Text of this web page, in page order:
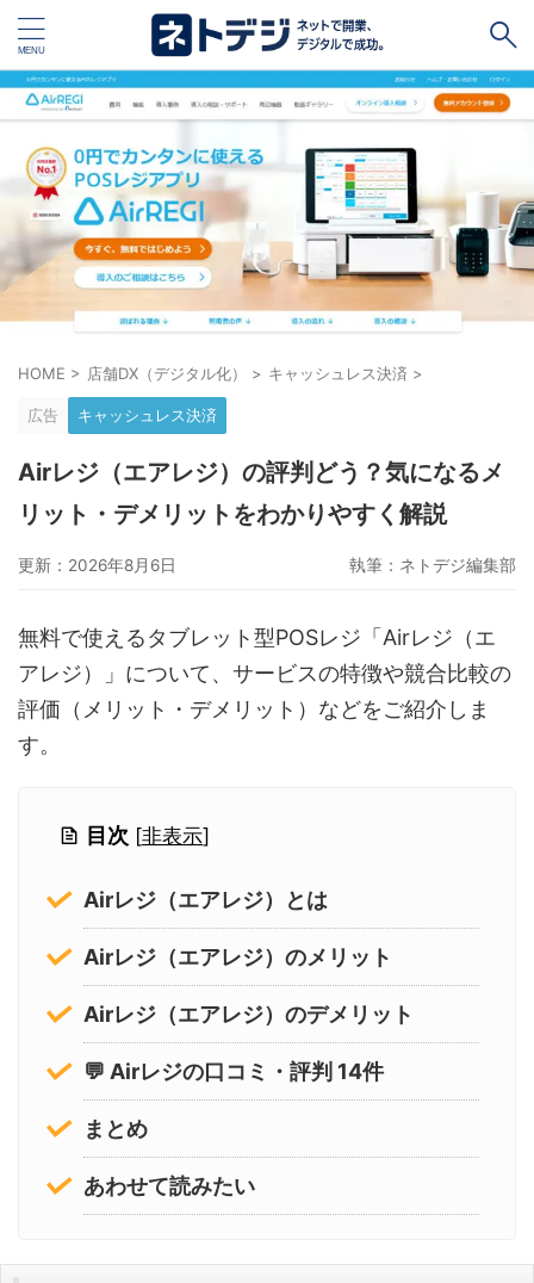
タグ
キャッシュレス Square BASE STORES
ネットショップ開設１vs１ 無料ネットショップ
Air ビジネスツールズ
POSレジ スマレジ
ハンドメイド販売 ホームページ作成サービス１vs１
グーペ デジタルコンテンツ販売 仕入れサイト
ネットショップ開業準備 越境EC
HOME > 店舗DX（デジタル化） > キャッシュレス決済 >
広告 キャッシュレス決済
Airレジ（エアレジ）の評判どう？気になるメ
リット・デメリットをわかりやすく解説
更新：2026年8月6日 執筆： ネトデジ編集部
無料で使えるタブレット型POSレジ「Airレジ（エ
アレジ）」について、サービスの特徴や競合比較の
評価（メリット・デメリット）などをご紹介しま
す。
目次 [非表示]
Airレジ（エアレジ）とは
Airレジ（エアレジ）のメリット
Airレジ（エアレジ）のデメリット
💬 Airレジの口コミ・評判 14件
まとめ
あわせて読みたい